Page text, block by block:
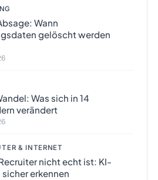
Wann
gelöscht werden
Was sich in 14
verändert
& INTERNET
nicht echt ist: KI-
erkennen